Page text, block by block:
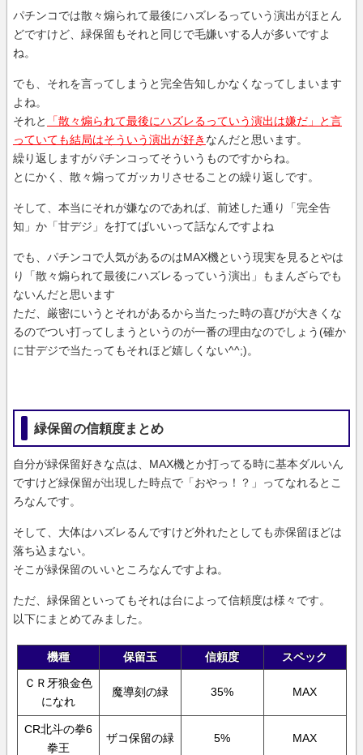
パチンコでは散々煽られて最後にハズレるっていう演出がほとん
どですけど、緑保留もそれと同じで毛嫌いする人が多いですよ
ね。
でも、それを言ってしまうと完全告知しかなくなってしまいます
よね。
それと
「散々煽られて最後にハズレるっていう演出は嫌だ」と言
っていても結局はそういう演出が好き なんだと思います。
繰り返しますがパチンコってそういうものですからね。
とにかく、散々煽ってガッカリさせることの繰り返しです。
そして、本当にそれが嫌なのであれば、前述した通り「完全告
知」か「甘デジ」を打てばいいって話なんですよね
でも、パチンコで人気があるのはMAX機という現実を見るとやは
り「散々煽られて最後にハズレるっていう演出」もまんざらでも
ないんだと思います
ただ、厳密にいうとそれがあるから当たった時の喜びが大きくな
るのでつい打ってしまうというのが一番の理由なのでしょう(確か
に甘デジで当たってもそれほど嬉しくない^^;)。
緑保留の信頼度まとめ
自分が緑保留好きな点は、MAX機とか打ってる時に基本ダルいん
ですけど緑保留が出現した時点で「おやっ！？」ってなれるとこ
ろなんです。
そして、大体はハズレるんですけど外れたとしても赤保留ほどは
落ち込まない。
そこが緑保留のいいところなんですよね。
ただ、緑保留といってもそれは台によって信頼度は様々です。
以下にまとめてみました。
機種 保留玉 信頼度
スペック
ＣＲ牙狼金色
になれ
魔導刻の緑 35% MAX
CR北斗の拳6
拳王
ザコ保留の緑 5% MAX